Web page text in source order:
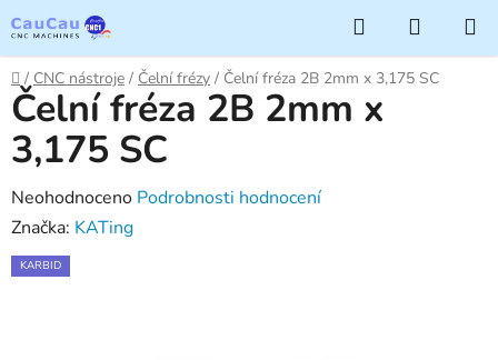
na
obsah
Hledat
KOŠÍK
Domů
/ CNC nástroje / Čelní frézy / Čelní fréza 2B 2mm x 3,175 SC
Čelní fréza 2B 2mm x
3,175 SC
Průměrné
hodnocení
produktu
Neohodnoceno Podrobnosti hodnocení
Značka: KATing
KARBID